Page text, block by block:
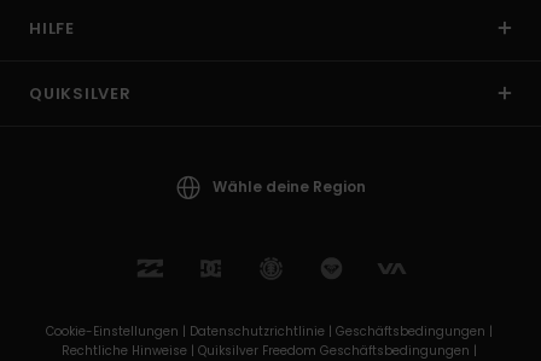
HILFE
QUIKSILVER
Wähle deine Region
Cookie-Einstellungen | Datenschutzrichtlinie | Geschäftsbedingungen |
Rechtliche Hinweise | Quiksilver Freedom Geschäftsbedingungen |